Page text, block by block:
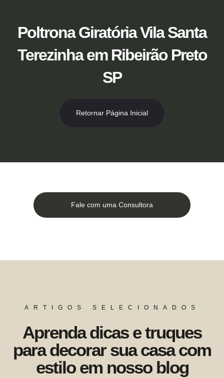
conteúdoPoltrona Giratória Vila Santa
Terezinha em Ribeirão Preto
SP
Retornar Página Inicial
Fale com uma Consultora
ARTIGOS SELECIONADOS
Aprenda dicas e truques
para decorar sua casa com
estilo em nosso blog